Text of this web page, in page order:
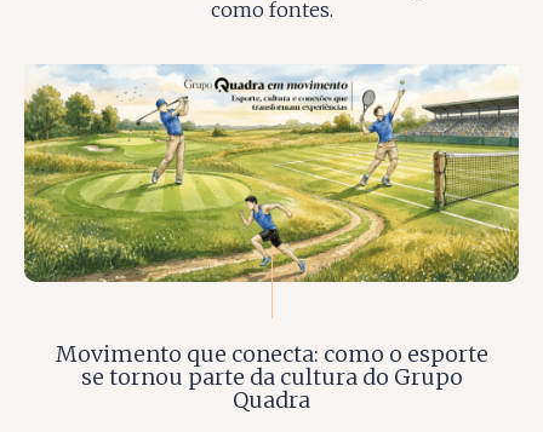
como fontes.
Movimento que conecta: como o esporte
se tornou parte da cultura do Grupo
Quadra